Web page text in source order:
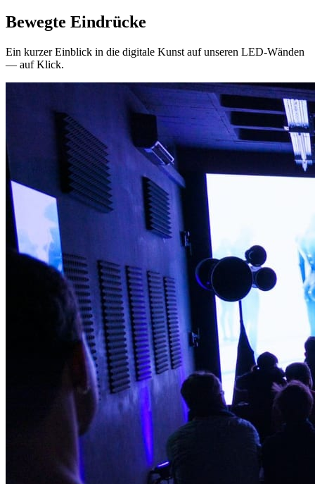
Bewegte Eindrücke
Ein kurzer Einblick in die digitale Kunst auf unseren LED-Wänden
— auf Klick.